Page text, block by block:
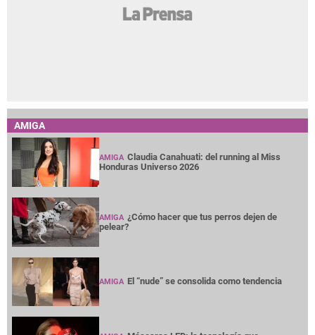
AMIGA
AMIGA Claudia Canahuati: del running al Miss
Honduras Universo 2026
AMIGA ¿Cómo hacer que tus perros dejen de
pelear?
AMIGA El “nude” se consolida como tendencia